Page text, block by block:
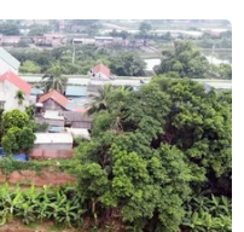
về sự cố
cố chiếc máy bay 737